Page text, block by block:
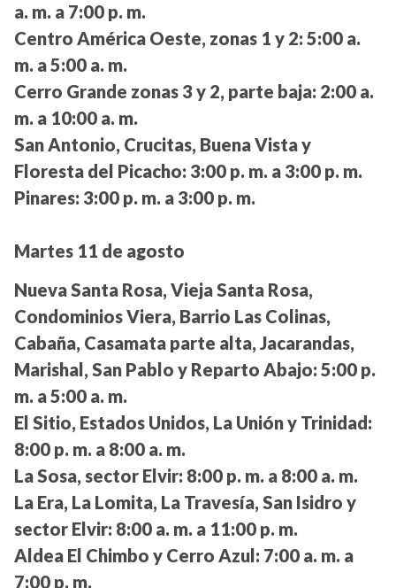
a. m. a 7:00 p. m.
Centro América Oeste, zonas 1 y 2: 5:00 a.
m. a 5:00 a. m.
Cerro Grande zonas 3 y 2, parte baja: 2:00 a.
m. a 10:00 a. m.
San Antonio, Crucitas, Buena Vista y
Floresta del Picacho: 3:00 p. m. a 3:00 p. m.
Pinares: 3:00 p. m. a 3:00 p. m.
Martes 11 de agosto
Nueva Santa Rosa, Vieja Santa Rosa,
Condominios Viera, Barrio Las Colinas,
Cabaña, Casamata parte alta, Jacarandas,
Marishal, San Pablo y Reparto Abajo: 5:00 p.
m. a 5:00 a. m.
El Sitio, Estados Unidos, La Unión y Trinidad:
8:00 p. m. a 8:00 a. m.
La Sosa, sector Elvir: 8:00 p. m. a 8:00 a. m.
La Era, La Lomita, La Travesía, San Isidro y
sector Elvir: 8:00 a. m. a 11:00 p. m.
Aldea El Chimbo y Cerro Azul: 7:00 a. m. a
7:00 p. m.